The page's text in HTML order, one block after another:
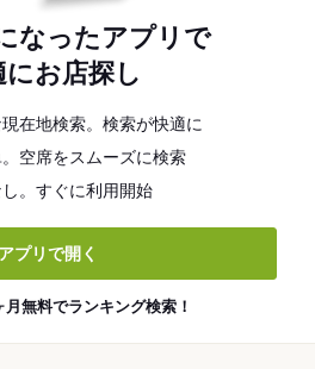
なったアプリで
にお店探し
在地検索。検索が快適に
空席をスムーズに検索
。すぐに利用開始
アプリで開く
無料でランキング検索！